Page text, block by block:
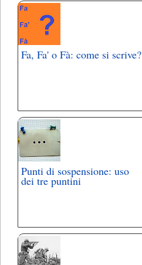
Fa, Fa' o Fà: come si scrive?
Punti di sospensione: uso
dei tre puntini